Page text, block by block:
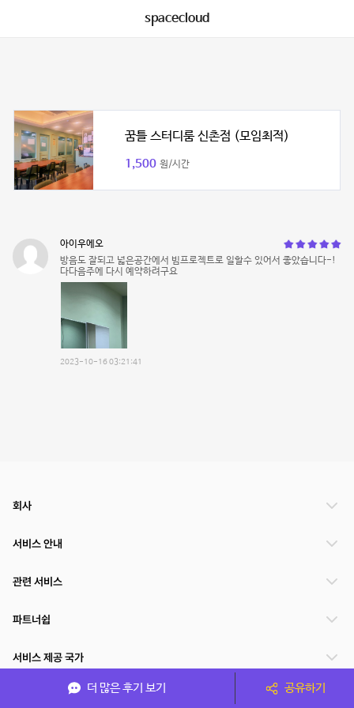
spacecloud
꿈틀 스터디룸 신촌점 (모임최적)
1,500 원/시간
아이우에오
방음도 잘되고 넓은공간에서 빔프로젝트로 일할수 있어서 좋았습니다-!
다다음주에 다시 예약하려구요
2023-10-16 03:21:41
더 많은 후기 보기 공유하기
회사
서비스 안내
관련 서비스
파트너쉽
서비스 제공 국가